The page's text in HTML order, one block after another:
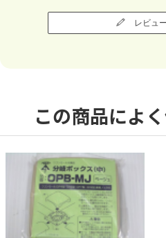
レビュ
この商品によ